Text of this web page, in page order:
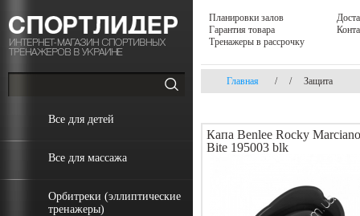
Все для детей
Все для массажа
Орбитреки (эллиптические
тренажеры)
Планировки залов
Гарантия товара
Тренажеры в рассрочку
Главная / / Защита
Капа Benlee Rocky Marciano
Bite 195003 blk